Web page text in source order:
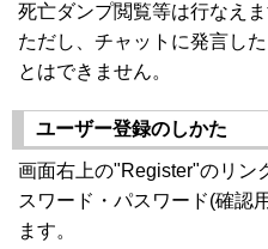
死亡ダンプ閲覧等は行なえま
ただし、チャットに発言し
とはできません。
ユーザー登録のしかた
画面右上の"Register"のリン
スワード・パスワード(確認
ます。